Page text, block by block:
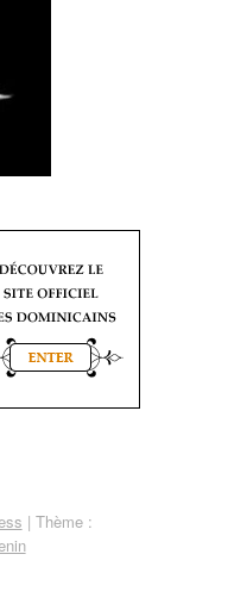
| Thème :